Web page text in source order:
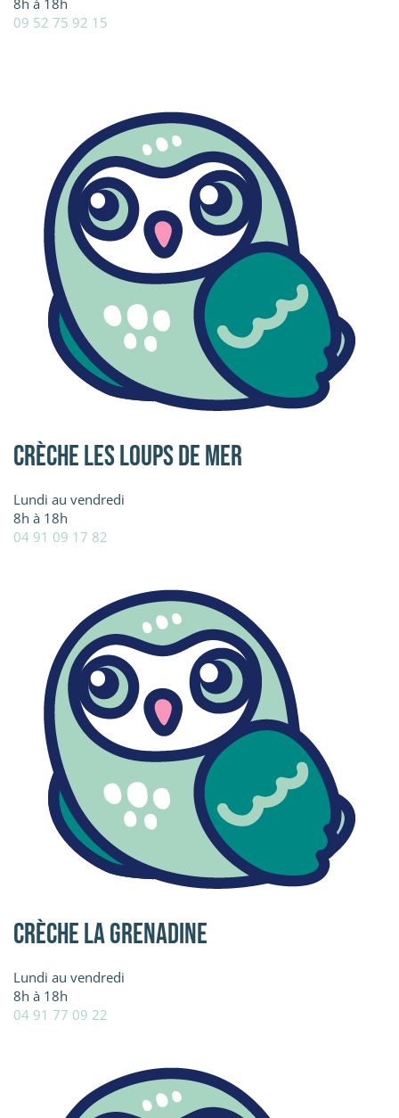
8h à 18h
09 52 75 92 15
Crèche Les Loups de mer
Lundi au vendredi
8h à 18h
04 91 09 17 82
Crèche La Grenadine
Lundi au vendredi
8h à 18h
04 91 77 09 22